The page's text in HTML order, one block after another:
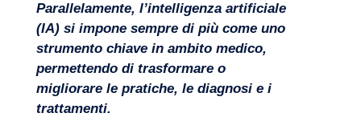
Parallelamente, l’intelligenza artificiale
(IA) si impone sempre di più come uno
strumento chiave in ambito medico,
permettendo di trasformare o
migliorare le pratiche, le diagnosi e i
trattamenti.